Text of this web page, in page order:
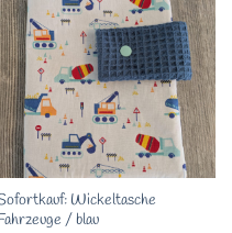
Wickeltasche
/ blau